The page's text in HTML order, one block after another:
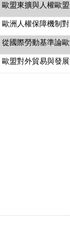
歐盟東擴與人權歐
歐洲人權保障機制
從國際勞動基準論
歐盟對外貿易與發